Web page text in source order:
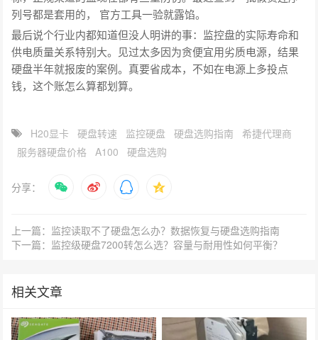
列号都是套用的， 官方工具一验就露馅。
最后说个行业内都知道但没人明讲的事：监控盘的实际寿命和
供电质量关系特别大。见过太多因为贪便宜用劣质电源，结果
硬盘半年就报废的案例。真要省成本，不如在电源上多投点
钱，这个账怎么算都划算。
H20显卡 硬盘转速 监控硬盘 硬盘选购指南
希捷代理商
服务器硬盘价格
A100 硬盘选购
分享：
上一篇：监控读取不了硬盘怎么办？数据恢复与硬盘选购指南
下一篇：监控级硬盘7200转怎么选？容量与耐用性如何平衡？
相关文章